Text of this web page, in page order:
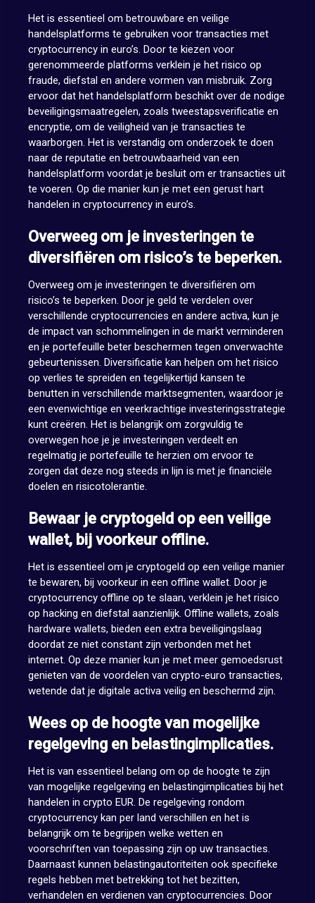
Het is essentieel om betrouwbare en veilige
handelsplatforms te gebruiken voor transacties met
cryptocurrency in euro’s. Door te kiezen voor
gerenommeerde platforms verklein je het risico op
fraude, diefstal en andere vormen van misbruik. Zorg
ervoor dat het handelsplatform beschikt over de nodige
beveiligingsmaatregelen, zoals tweestapsverificatie en
encryptie, om de veiligheid van je transacties te
waarborgen. Het is verstandig om onderzoek te doen
naar de reputatie en betrouwbaarheid van een
handelsplatform voordat je besluit om er transacties uit
te voeren. Op die manier kun je met een gerust hart
handelen in cryptocurrency in euro’s.
Overweeg om je investeringen te
diversifiëren om risico’s te beperken.
Overweeg om je investeringen te diversifiëren om
risico’s te beperken. Door je geld te verdelen over
verschillende cryptocurrencies en andere activa, kun je
de impact van schommelingen in de markt verminderen
en je portefeuille beter beschermen tegen onverwachte
gebeurtenissen. Diversificatie kan helpen om het risico
op verlies te spreiden en tegelijkertijd kansen te
benutten in verschillende marktsegmenten, waardoor je
een evenwichtige en veerkrachtige investeringsstrategie
kunt creëren. Het is belangrijk om zorgvuldig te
overwegen hoe je je investeringen verdeelt en
regelmatig je portefeuille te herzien om ervoor te
zorgen dat deze nog steeds in lijn is met je financiële
doelen en risicotolerantie.
Bewaar je cryptogeld op een veilige
wallet, bij voorkeur offline.
Het is essentieel om je cryptogeld op een veilige manier
te bewaren, bij voorkeur in een offline wallet. Door je
cryptocurrency offline op te slaan, verklein je het risico
op hacking en diefstal aanzienlijk. Offline wallets, zoals
hardware wallets, bieden een extra beveiligingslaag
doordat ze niet constant zijn verbonden met het
internet. Op deze manier kun je met meer gemoedsrust
genieten van de voordelen van crypto-euro transacties,
wetende dat je digitale activa veilig en beschermd zijn.
Wees op de hoogte van mogelijke
regelgeving en belastingimplicaties.
Het is van essentieel belang om op de hoogte te zijn
van mogelijke regelgeving en belastingimplicaties bij het
handelen in crypto EUR. De regelgeving rondom
cryptocurrency kan per land verschillen en het is
belangrijk om te begrijpen welke wetten en
voorschriften van toepassing zijn op uw transacties.
Daarnaast kunnen belastingautoriteiten ook specifieke
regels hebben met betrekking tot het bezitten,
verhandelen en verdienen van cryptocurrencies. Door